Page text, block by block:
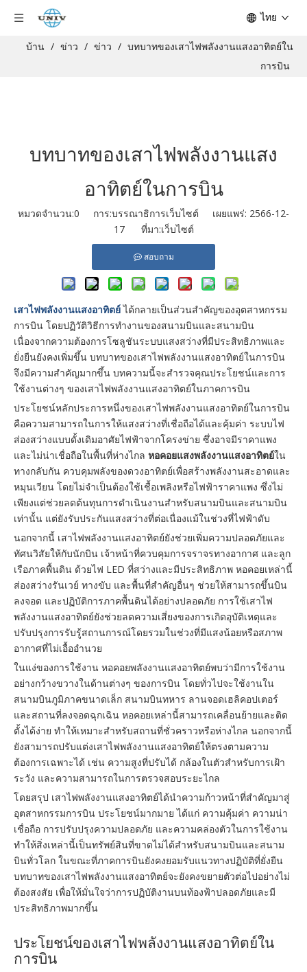
ไทย
บ้าน / ข่าว / ข่าว / บทบาทของเสาไฟพลังงานแสงอาทิตย์ใน
การบิน
บทบาทของเสาไฟพลังงานแสง
อาทิตย์ในการบิน
หมวดจำนวน:0 การ:บรรณาธิการเว็บไซต์ เผยแพร่: 2566-12-
17 ที่มา:เว็บไซต์
สอบถาม
เสาไฟพลังงานแสงอาทิตย์ได้กลายเป็นส่วนสำคัญของอุตสาหกรรม
การบิน โดยปฏิวัติวิธีการทำงานของสนามบินและสนามบิน
เนื่องจากความต้องการโซลูชันระบบแสงสว่างที่มีประสิทธิภาพและ
ยั่งยืนยังคงเพิ่มขึ้น บทบาทของเสาไฟพลังงานแสงอาทิตย์ในการบิน
จึงมีความสำคัญมากขึ้น บทความนี้จะสำรวจคุณประโยชน์และการ
ใช้งานต่างๆ ของเสาไฟพลังงานแสงอาทิตย์ในภาคการบิน
ประโยชน์หลักประการหนึ่งของเสาไฟพลังงานแสงอาทิตย์ในการบิน
คือความสามารถในการให้แสงสว่างที่เชื่อถือได้และคุ้มค่า ระบบไฟ
ส่องสว่างแบบดั้งเดิมอาศัยไฟฟ้าจากโครงข่าย ซึ่งอาจมีราคาแพง
และไม่น่าเชื่อถือในพื้นที่ห่างไกล หอคอยแสงพลังงานแสงอาทิตย์ใน
ทางกลับกัน ควบคุมพลังของดวงอาทิตย์เพื่อสร้างพลังงานสะอาดและ
หมุนเวียน โดยไม่จำเป็นต้องใช้เชื้อเพลิงหรือไฟฟ้าราคาแพง ซึ่งไม่
เพียงแต่ช่วยลดต้นทุนการดำเนินงานสำหรับสนามบินและสนามบิน
เท่านั้น แต่ยังรับประกันแสงสว่างที่ต่อเนื่องแม้ในช่วงที่ไฟฟ้าดับ
นอกจากนี้ เสาไฟพลังงานแสงอาทิตย์ยังช่วยเพิ่มความปลอดภัยและ
ทัศนวิสัยให้กับนักบิน เจ้าหน้าที่ควบคุมการจราจรทางอากาศ และลูก
เรือภาคพื้นดิน ด้วยไฟ LED ที่สว่างและมีประสิทธิภาพ หอคอยเหล่านี้
ส่องสว่างรันเวย์ ทางขับ และพื้นที่สำคัญอื่นๆ ช่วยให้สามารถขึ้นบิน
ลงจอด และปฏิบัติการภาคพื้นดินได้อย่างปลอดภัย การใช้เสาไฟ
พลังงานแสงอาทิตย์ยังช่วยลดความเสี่ยงของการเกิดอุบัติเหตุและ
ปรับปรุงการรับรู้สถานการณ์โดยรวมในช่วงที่มีแสงน้อยหรือสภาพ
อากาศที่ไม่เอื้ออำนวย
ในแง่ของการใช้งาน หอคอยพลังงานแสงอาทิตย์พบว่ามีการใช้งาน
อย่างกว้างขวางในด้านต่างๆ ของการบิน โดยทั่วไปจะใช้งานใน
สนามบินภูมิภาคขนาดเล็ก สนามบินทหาร ลานจอดเฮลิคอปเตอร์
และสถานที่ลงจอดฉุกเฉิน หอคอยเหล่านี้สามารถเคลื่อนย้ายและติด
ตั้งได้ง่าย ทำให้เหมาะสำหรับสถานที่ชั่วคราวหรือห่างไกล นอกจากนี้
ยังสามารถปรับแต่งเสาไฟพลังงานแสงอาทิตย์ให้ตรงตามความ
ต้องการเฉพาะได้ เช่น ความสูงที่ปรับได้ กล้องในตัวสำหรับการเฝ้า
ระวัง และความสามารถในการตรวจสอบระยะไกล
โดยสรุป เสาไฟพลังงานแสงอาทิตย์ได้นำความก้าวหน้าที่สำคัญมาสู่
อุตสาหกรรมการบิน ประโยชน์มากมาย ได้แก่ ความคุ้มค่า ความน่า
เชื่อถือ การปรับปรุงความปลอดภัย และความคล่องตัวในการใช้งาน
ทำให้สิ่งเหล่านี้เป็นทรัพย์สินที่ขาดไม่ได้สำหรับสนามบินและสนาม
บินทั่วโลก ในขณะที่ภาคการบินยังคงยอมรับแนวทางปฏิบัติที่ยั่งยืน
บทบาทของเสาไฟพลังงานแสงอาทิตย์จะยังคงขยายตัวต่อไปอย่างไม่
ต้องสงสัย เพื่อให้มั่นใจว่าการปฏิบัติงานบนท้องฟ้าปลอดภัยและมี
ประสิทธิภาพมากขึ้น
ประโยชน์ของเสาไฟพลังงานแสงอาทิตย์ใน
การบิน